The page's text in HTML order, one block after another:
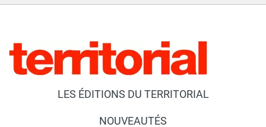
LES ÉDITIONS DU TERRITORIAL
NOUVEAUTÉS